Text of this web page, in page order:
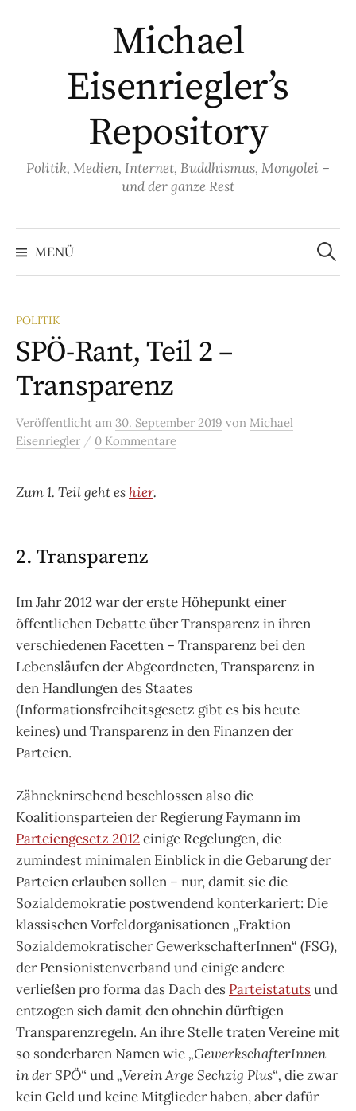
Michael
Eisenriegler’s
Repository
Politik, Medien, Internet, Buddhismus, Mongolei –
und der ganze Rest
MENÜ
Suchen
nach:
POLITIK
SPÖ-Rant, Teil 2 –
Transparenz
Veröffentlicht am 30. September 2019 von Michael
Eisenriegler / 0 Kommentare
Zum 1. Teil geht es hier.
2. Transparenz
Im Jahr 2012 war der erste Höhepunkt einer
öffentlichen Debatte über Transparenz in ihren
verschiedenen Facetten – Transparenz bei den
Lebensläufen der Abgeordneten, Transparenz in
den Handlungen des Staates
(Informationsfreiheitsgesetz gibt es bis heute
keines) und Transparenz in den Finanzen der
Parteien.
Zähneknirschend beschlossen also die
Koalitionsparteien der Regierung Faymann im
Parteiengesetz 2012einige Regelungen, die
zumindest minimalen Einblick in die Gebarung der
Parteien erlauben sollen – nur, damit sie die
Sozialdemokratie postwendend konterkariert: Die
klassischen Vorfeldorganisationen „Fraktion
Sozialdemokratischer GewerkschafterInnen“ (FSG),
der Pensionistenverband und einige andere
verließen pro forma das Dach des Parteistatutsund
entzogen sich damit den ohnehin dürftigen
Transparenzregeln. An ihre Stelle traten Vereine mit
so sonderbaren Namen wie„GewerkschafterInnen
in der SPÖ“ und„Verein Arge Sechzig Plus“, die zwar
kein Geld und keine Mitglieder haben, aber dafür